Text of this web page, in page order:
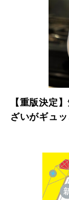
【重版決定
ざいがギュ